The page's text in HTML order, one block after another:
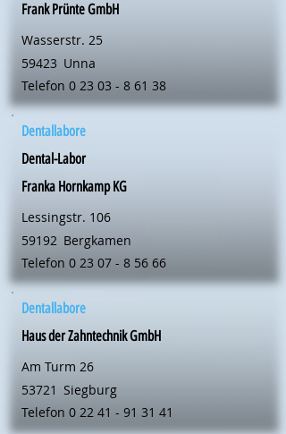
Frank Prünte GmbH
Wasserstr. 25
59423 Unna
Telefon 0 23 03 - 8 61 38
Dentallabore
Dental-Labor
Franka Hornkamp KG
Lessingstr. 106
59192 Bergkamen
Telefon 0 23 07 - 8 56 66
Dentallabore
Haus der Zahntechnik GmbH
Am Turm 26
53721 Siegburg
Telefon 0 22 41 - 91 31 41